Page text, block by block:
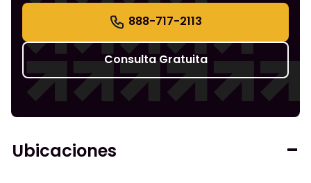
888-717-2113
Consulta Gratuita
Ubicaciones